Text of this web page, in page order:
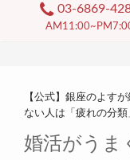
03-6869-
【公式】銀座のよす
ない人は「疲れの分
婚活がうま